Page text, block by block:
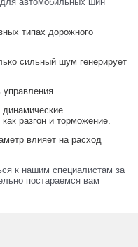
типах дорожного
сильный шум генерирует
разгон и торможение.
влияет на расход
к нашим специалистам за
постараемся вам